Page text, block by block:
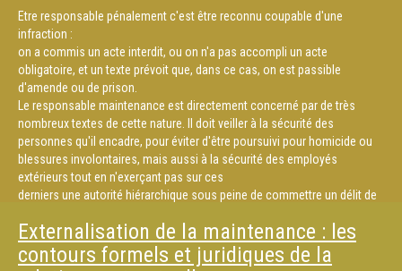
Etre responsable pénalement c'est être reconnu coupable d'une
infraction :
on a commis un acte interdit, ou on n'a pas accompli un acte
obligatoire, et un texte prévoit que, dans ce cas, on est passible
d'amende ou de prison.
Le responsable maintenance est directement concerné par de très
nombreux textes de cette nature. Il doit veiller à la sécurité des
personnes qu'il encadre, pour éviter d'être poursuivi pour homicide ou
blessures involontaires, mais aussi à la sécurité des employés
extérieurs tout en n'exerçant pas sur ces
derniers une autorité hiérarchique sous peine de commettre un délit de
Externalisation de la maintenance : les
contours formels et juridiques de la